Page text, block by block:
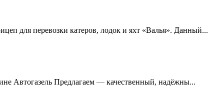
для перевозки катеров, лодок и яхт «Валья». Данный...
Автогазель Предлагаем — качественный, надёжны...